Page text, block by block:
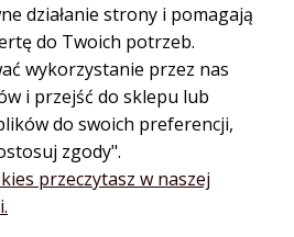
zweryfikowano
działanie strony i pomagają
do Twoich potrzeb.
wykorzystanie przez nas
i przejść do sklepu lub
do swoich preferencji,
zgody".
przeczytasz w naszej